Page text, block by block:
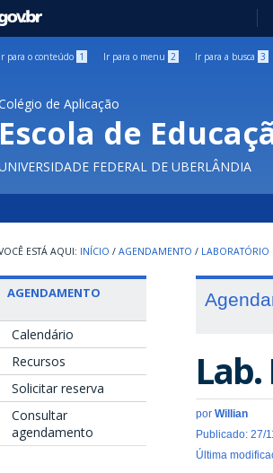
GOVBR
Ir para o conteúdo 1 Ir para o menu 2 Ir para a busca 3
de Aplicação
Escola de
FEDERAL DE UBERLÂNDIA
INÍCIO / AGENDAMENTO / LABORATÓRIO
AGENDAMENTO
Calendário
Recursos
Solicitar reserva
Consultar
agendamento
por Willian
Publicado: 27/
Última